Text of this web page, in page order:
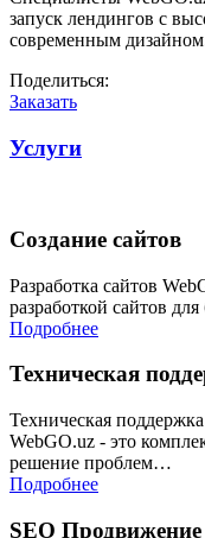
запуск лендингов с
современным
Поделиться:
Заказать
Услуги
Создание сайтов
Разработка сайтов
разработкой сайтов
Подробнее
Техническая
Техническая
WebGO.uz - это
решение проблем…
Подробнее
SEO Продвижение